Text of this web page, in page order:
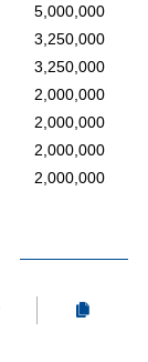
5,000,000
3,250,000
3,250,000
2,000,000
2,000,000
2,000,000
2,000,000